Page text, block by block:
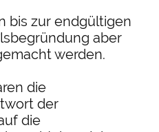
bis zur endgültigen
aber
werden.
die
der
die